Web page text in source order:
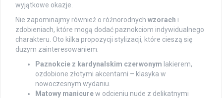
wyjątkowe okazje.
Nie zapominajmy również o różnorodnych wzorach i
zdobieniach, które mogą dodać paznokciom indywidualnego
charakteru. Oto kilka propozycji stylizacji, które cieszą się
dużym zainteresowaniem:
Paznokcie z kardynalskim czerwonym lakierem,
ozdobione złotymi akcentami – klasyka w
nowoczesnym wydaniu.
Matowy manicurew odcieniu nude z delikatnymi